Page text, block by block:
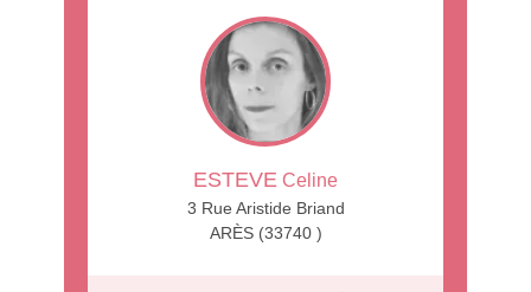
ESTEVE Celine
3 Rue Aristide Briand
ARÈS (33740 )